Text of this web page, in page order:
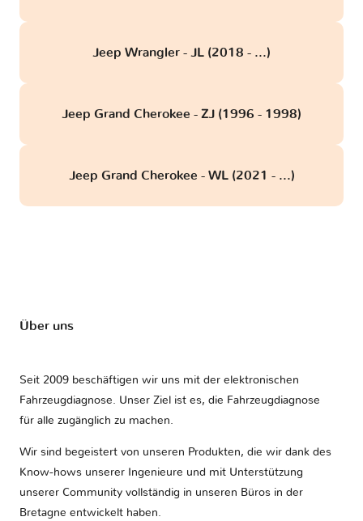
Jeep Wrangler - JL (2018 - ...)
Jeep Grand Cherokee - ZJ (1996 - 1998)
Jeep Grand Cherokee - WL (2021 - ...)
Über uns
Seit 2009 beschäftigen wir uns mit der elektronischen
Fahrzeugdiagnose. Unser Ziel ist es, die Fahrzeugdiagnose
für alle zugänglich zu machen.
Wir sind begeistert von unseren Produkten, die wir dank des
Know-hows unserer Ingenieure und mit Unterstützung
unserer Community vollständig in unseren Büros in der
Bretagne entwickelt haben.